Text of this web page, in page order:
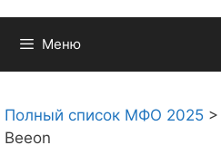
Меню
Полный список МФО 2025 >
Beeon